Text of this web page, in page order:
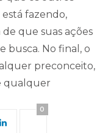
fazendo,
que suas ações
busca. No final, o
preconceito,
qualquer
0